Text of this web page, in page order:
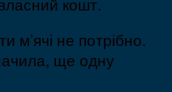
м’ячі не потрібно.
ще одну